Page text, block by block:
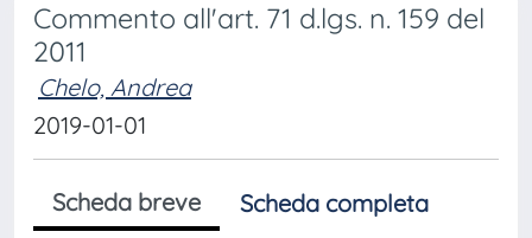
Commento all'art. 71 d.lgs. n. 159 del
2011
Chelo, Andrea
2019-01-01
Scheda breve
Scheda completa